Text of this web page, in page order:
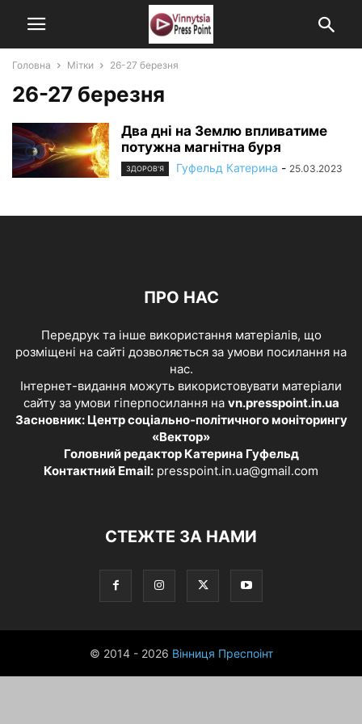
Головна Мітки 26-27 березня
26-27 березня
Два дні на Землю впливатиме
потужна магнітна буря
ЗДОРОВ'Я Гуфельд Катерина - 25.03.2023
ПРО НАС
Передрук та інше використання матеріалів, що
розміщені на сайті дозволяється за умови посилання на
нас.
Інтернет-видання можуть використовувати матеріали
сайту за умови гіперпосилання на vn.presspoint.in.ua
Засновник: Центр соціально-політичного моніторингу
«Вектор»
Головний редактор Катерина Гуфельд
Контактний Email: presspoint.in.ua@gmail.com
СТЕЖТЕ ЗА НАМИ
© 2014 - 2026 Вінниця Преспоінт